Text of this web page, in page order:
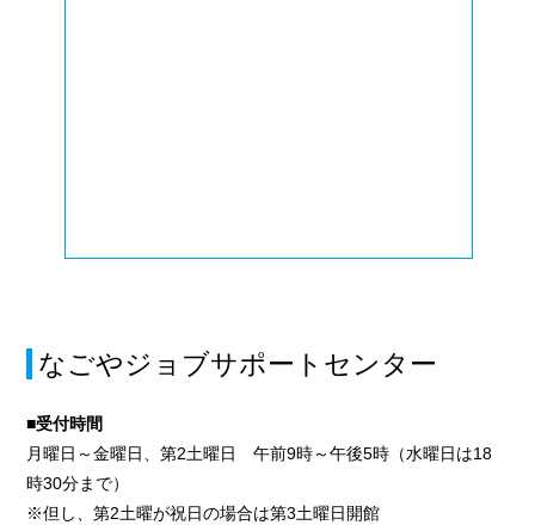
なごやジョブサポートセンター
■受付時間
月曜日～金曜日、第2土曜日 午前9時～午後5時（水曜日は18
時30分まで）
※但し、第2土曜が祝日の場合は第3土曜日開館